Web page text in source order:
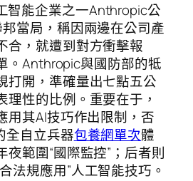
智能企業之一Anthropic公
當局，稱因兩邊在公司產
合，就遭到對方衝擊報
。Anthropic與國防部的牴
打開，準確量出七點五公
理性的比例。重要在于，
用其AI技巧作出限制，否
全自立兵器包養網單次體
夜範圍“國際監控”；后者則
法規應用”人工智能技巧。